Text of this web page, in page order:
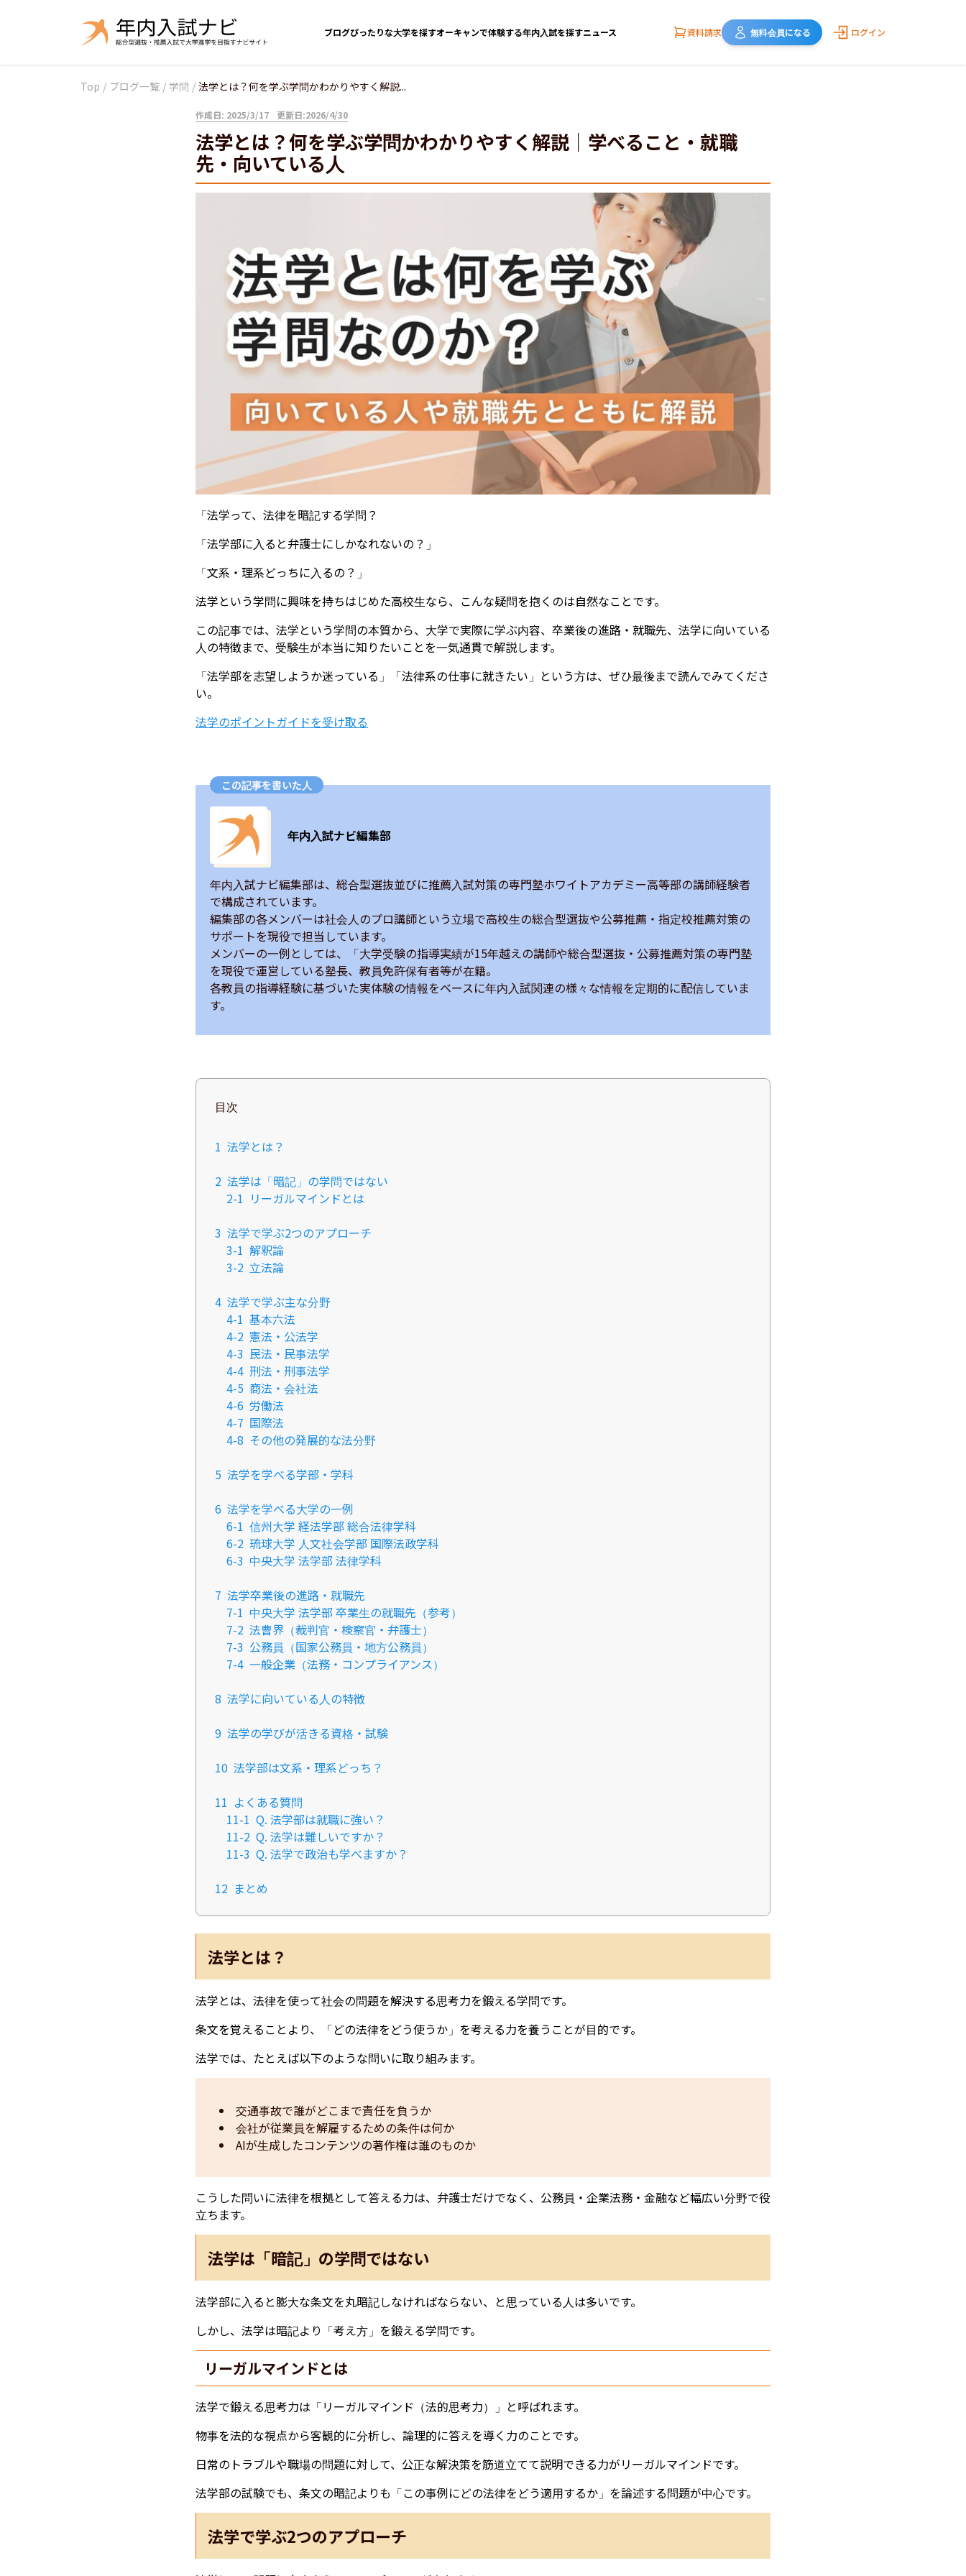
ブログぴったりな大学を探すオーキャンで体験する年内入試を探すニュース 資料請求 無料会員になる ログイン
Top / ブログ一覧 / 学問 / 法学とは？何を学ぶ学問かわかりやすく解説...
作成日: 2025/3/17 更新日:2026/4/30
法学とは？何を学ぶ学問かわかりやすく解説｜学べること・就職
先・向いている人
「法学って、法律を暗記する学問？
「法学部に入ると弁護士にしかなれないの？」
「文系・理系どっちに入るの？」
法学という学問に興味を持ちはじめた高校生なら、こんな疑問を抱くのは自然なことです。
この記事では、法学という学問の本質から、大学で実際に学ぶ内容、卒業後の進路・就職先、法学に向いている
人の特徴まで、受験生が本当に知りたいことを一気通貫で解説します。
「法学部を志望しようか迷っている」「法律系の仕事に就きたい」という方は、ぜひ最後まで読んでみてくださ
い。
​法学のポイントガイドを受け取る
この記事を書いた人
年内入試ナビ編集部
年内入試ナビ編集部は、総合型選抜並びに推薦入試対策の専門塾ホワイトアカデミー高等部の講師経験者
で構成されています。
編集部の各メンバーは社会人のプロ講師という立場で高校生の総合型選抜や公募推薦・指定校推薦対策の
サポートを現役で担当しています。
メンバーの一例としては、「大学受験の指導実績が15年越えの講師や総合型選抜・公募推薦対策の専門塾
を現役で運営している塾長、教員免許保有者等が在籍。
各教員の指導経験に基づいた実体験の情報をベースに年内入試関連の様々な情報を定期的に配信していま
す。
目次
1 法学とは？
2 法学は「暗記」の学問ではない
2-1 リーガルマインドとは
3 法学で学ぶ2つのアプローチ
3-1 解釈論
3-2 立法論
4 法学で学ぶ主な分野
4-1 基本六法
4-2 憲法・公法学
4-3 民法・民事法学
4-4 刑法・刑事法学
4-5 商法・会社法
4-6 労働法
4-7 国際法
4-8 その他の発展的な法分野
5 法学を学べる学部・学科
6 法学を学べる大学の一例
6-1 信州大学 経法学部 総合法律学科
6-2 琉球大学 人文社会学部 国際法政学科
6-3 中央大学 法学部 法律学科
7 法学卒業後の進路・就職先
7-1 中央大学 法学部 卒業生の就職先（参考）
7-2 法曹界（裁判官・検察官・弁護士）
7-3 公務員（国家公務員・地方公務員）
7-4 一般企業（法務・コンプライアンス）
8 法学に向いている人の特徴
9 法学の学びが活きる資格・試験
10 法学部は文系・理系どっち？
11 よくある質問
11-1 Q. 法学部は就職に強い？
11-2 Q. 法学は難しいですか？
11-3 Q. 法学で政治も学べますか？
12 まとめ
法学とは？
法学とは、法律を使って社会の問題を解決する思考力を鍛える学問です。
条文を覚えることより、「どの法律をどう使うか」を考える力を養うことが目的です。
法学では、たとえば以下のような問いに取り組みます。
交通事故で誰がどこまで責任を負うか
会社が従業員を解雇するための条件は何か
AIが生成したコンテンツの著作権は誰のものか
こうした問いに法律を根拠として答える力は、弁護士だけでなく、公務員・企業法務・金融など幅広い分野で役
立ちます。
法学は「暗記」の学問ではない
法学部に入ると膨大な条文を丸暗記しなければならない、と思っている人は多いです。
しかし、法学は暗記より「考え方」を鍛える学問です。
リーガルマインドとは
法学で鍛える思考力は「リーガルマインド（法的思考力）」と呼ばれます。
物事を法的な視点から客観的に分析し、論理的に答えを導く力のことです。
日常のトラブルや職場の問題に対して、公正な解決策を筋道立てて説明できる力がリーガルマインドです。
法学部の試験でも、条文の暗記よりも「この事例にどの法律をどう適用するか」を論述する問題が中心です。
法学で学ぶ2つのアプローチ